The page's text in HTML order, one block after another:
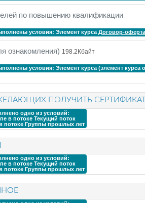
по повышению квалификации
условия: Элемент курса Договор-
ознакомления) Файл
198.2Кбайт
условия: Элемент курса (элемент курса
ПОЛУЧИТЬ
одно из условий:
в потоке Текущий поток
потоке Группы прошлых лет
одно из условий:
в потоке Текущий поток
потоке Группы прошлых лет